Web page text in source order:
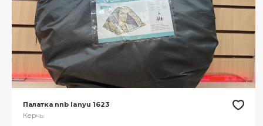
Палатка nnb lanyu 1623
Керчь